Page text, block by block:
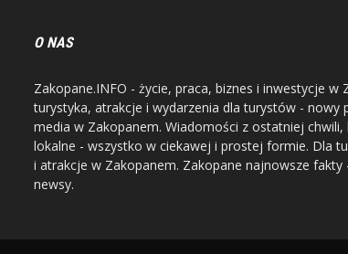
O NAS
Zakopane.INFO - życie, praca, biznes i inwestycje w
turystyka, atrakcje i wydarzenia dla turystów - nowy
media w Zakopanem. Wiadomości z ostatniej
lokalne - wszystko w ciekawej i prostej formie. Dla
i atrakcje w Zakopanem. Zakopane najnowsze
newsy.